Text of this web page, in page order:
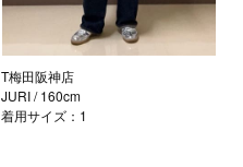
T梅田阪神店
JURI/ 160cm
着用サイズ：1